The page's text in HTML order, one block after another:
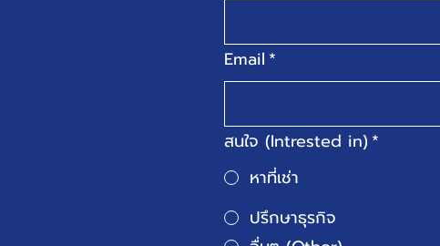
Email *
สนใจ (Intrested in) *
หาที่เช่า
ปรึกษาธุรกิจ